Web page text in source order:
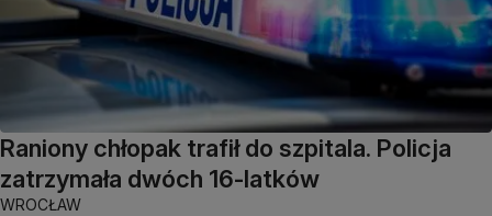
Raniony chłopak trafił do szpitala. Policja
zatrzymała dwóch 16-latków
WROCŁAW